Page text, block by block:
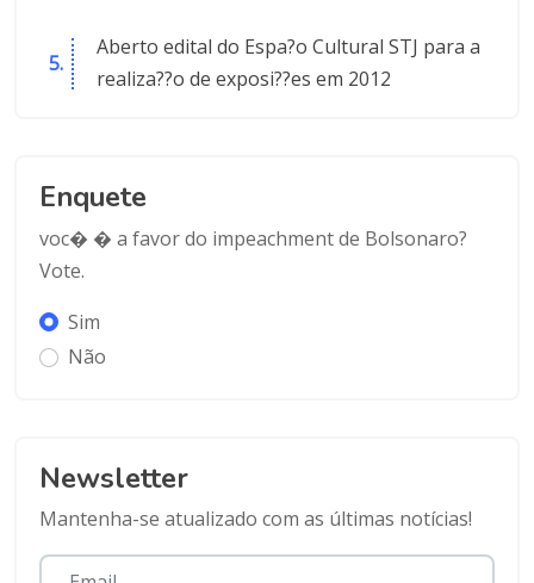
Aberto edital do Espa?o Cultural STJ para a
realiza??o de exposi??es em 2012
Enquete
voc� � a favor do impeachment de Bolsonaro?
Vote.
Sim
Não
Newsletter
Mantenha-se atualizado com as últimas notícias!